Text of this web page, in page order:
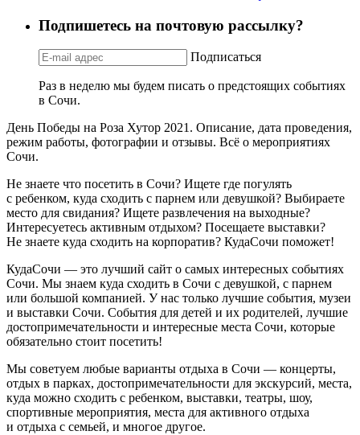
Подпишетесь на почтовую рассылку?
Подписаться
Раз в неделю мы будем писать о предстоящих событиях
в Сочи.
День Победы на Роза Хутор 2021. Описание, дата проведения,
режим работы, фотографии и отзывы. Всё о мероприятиях
Сочи.
Не знаете что посетить в Сочи? Ищете где погулять
с ребенком, куда сходить с парнем или девушкой? Выбираете
место для свидания? Ищете развлечения на выходные?
Интересуетесь активным отдыхом? Посещаете выставки?
Не знаете куда сходить на корпоратив? КудаСочи поможет!
КудаСочи — это лучший сайт о самых интересных событиях
Сочи. Мы знаем куда сходить в Сочи с девушкой, с парнем
или большой компанией. У нас только лучшие события, музеи
и выставки Сочи. События для детей и их родителей, лучшие
достопримечательности и интересные места Сочи, которые
обязательно стоит посетить!
Мы советуем любые варианты отдыха в Сочи — концерты,
отдых в парках, достопримечательности для экскурсий, места,
куда можно сходить с ребенком, выставки, театры, шоу,
спортивные мероприятия, места для активного отдыха
и отдыха с семьей, и многое другое.